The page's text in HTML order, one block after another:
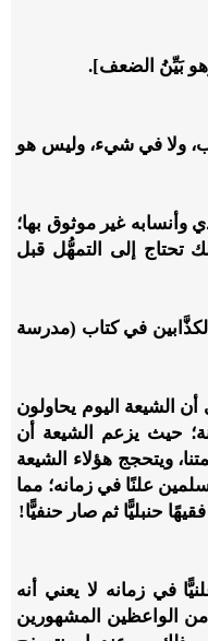
بَيِّنُ الضعف].
ولا في شيء، وليس هو
وأنسابه غير موثوق بها؛
تحتاج إلى التمهُّل قبل
في كتاب (مدرسة
الشيعة اليوم يحاولون
حيث يزعم الشيعة أن
ويتحجج هؤلاء الشيعة
علنًا في زمانه؛ مما
حنبليًّا ثم صار حنفيًّا!
في زمانه لا يعني أنه
الواعظين المشهورين